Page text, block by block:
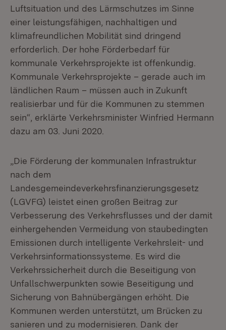
Luftsituation und des Lärmschutzes im Sinne
einer leistungsfähigen, nachhaltigen und
klimafreundlichen Mobilität sind dringend
erforderlich. Der hohe Förderbedarf für
kommunale Verkehrsprojekte ist offenkundig.
Kommunale Verkehrsprojekte – gerade auch im
ländlichen Raum – müssen auch in Zukunft
realisierbar und für die Kommunen zu stemmen
sein“, erklärte Verkehrsminister Winfried Hermann
dazu am 03. Juni 2020.
„Die Förderung der kommunalen Infrastruktur
nach dem
Landesgemeindeverkehrsfinanzierungsgesetz
(LGVFG) leistet einen großen Beitrag zur
Verbesserung des Verkehrsflusses und der damit
einhergehenden Vermeidung von staubedingten
Emissionen durch intelligente Verkehrsleit- und
Verkehrsinformationssysteme. Es wird die
Verkehrssicherheit durch die Beseitigung von
Unfallschwerpunkten sowie Beseitigung und
Sicherung von Bahnübergängen erhöht. Die
Kommunen werden unterstützt, um Brücken zu
sanieren und zu modernisieren. Dank der